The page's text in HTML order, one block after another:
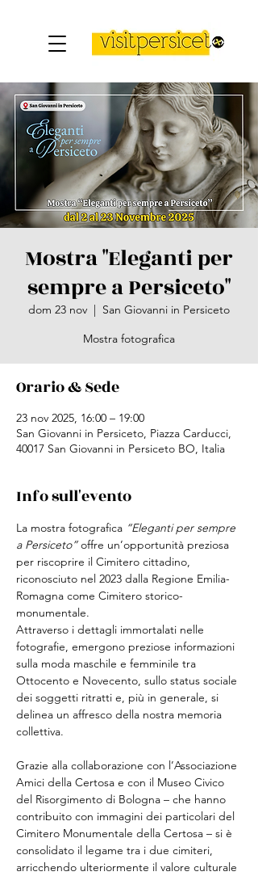
Mostra "Eleganti per
sempre a Persiceto"
dom 23 nov
  |
San Giovanni in Persiceto
Mostra fotografica
Orario & Sede
23 nov 2025, 16:00 – 19:00
San Giovanni in Persiceto, Piazza Carducci,
40017 San Giovanni in Persiceto BO, Italia
Info sull'evento
La mostra fotografica “Eleganti per sempre
a Persiceto” offre un’opportunità preziosa
per riscoprire il Cimitero cittadino,
riconosciuto nel 2023 dalla Regione Emilia-
Romagna come Cimitero storico-
monumentale.
Attraverso i dettagli immortalati nelle
fotografie, emergono preziose informazioni
sulla moda maschile e femminile tra
Ottocento e Novecento, sullo status sociale
dei soggetti ritratti e, più in generale, si
delinea un affresco della nostra memoria
collettiva.
Grazie alla collaborazione con l’Associazione
Amici della Certosa e con il Museo Civico
del Risorgimento di Bologna – che hanno
contribuito con immagini dei particolari del
Cimitero Monumentale della Certosa – si è
consolidato il legame tra i due cimiteri,
arricchendo ulteriormente il valore culturale